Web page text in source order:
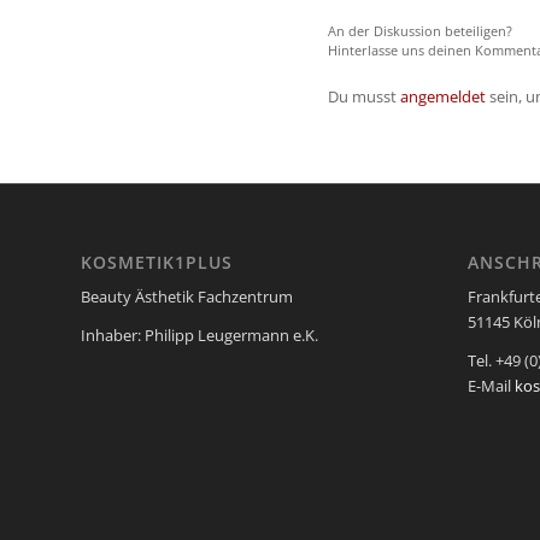
An der Diskussion beteiligen?
Hinterlasse uns deinen
Du musstangemeldetsein,
KOSMETIK1PLUS
Beauty Ästhetik Fachzentrum
Inhaber: Philipp Leugermann e.K.
51145
Tel. +49
E-Mail